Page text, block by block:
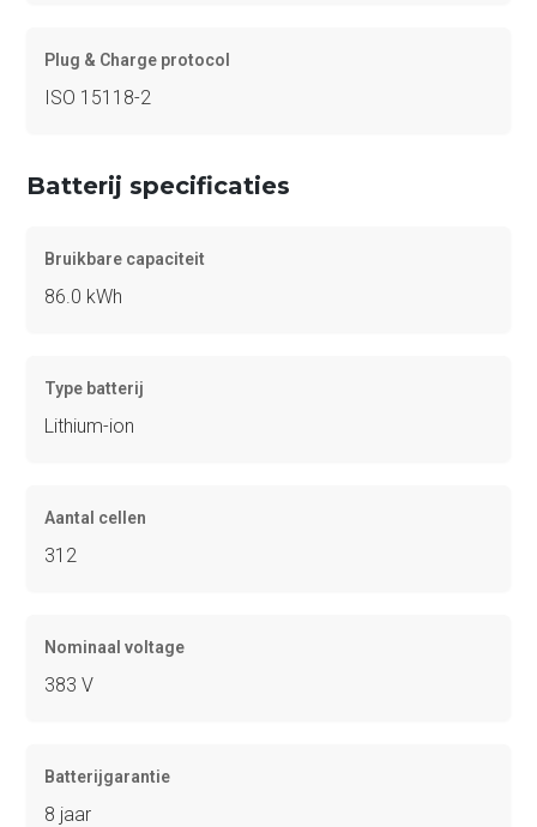
Plug & Charge protocol
ISO 15118-2
Batterij specificaties
Bruikbare capaciteit
86.0 kWh
Type batterij
Lithium-ion
Aantal cellen
312
Nominaal voltage
383 V
Batterijgarantie
8 jaar